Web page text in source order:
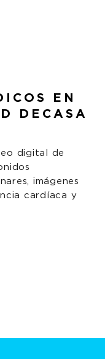
EN
DECASA
digital de
imágenes
cardíaca y